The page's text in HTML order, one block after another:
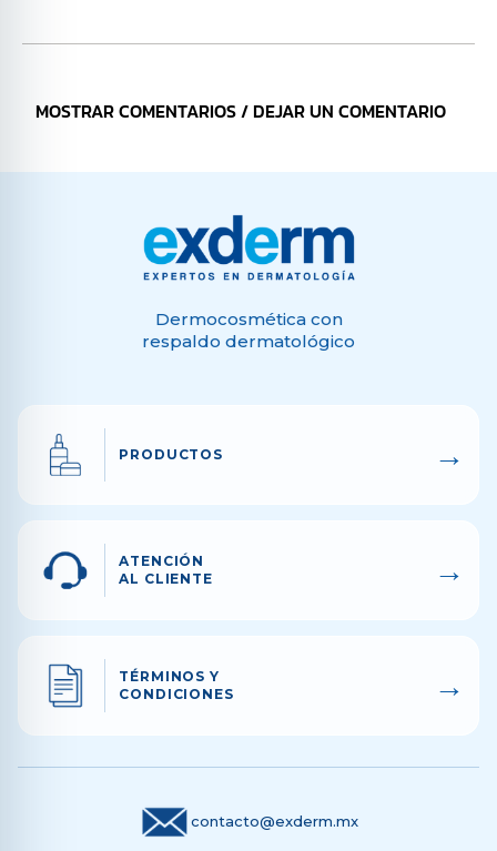
MOSTRAR COMENTARIOS / DEJAR UN COMENTARIO
Dermocosmética con
respaldo dermatológico
PRODUCTOS →
ATENCIÓN
AL CLIENTE
→
TÉRMINOS Y
CONDICIONES
→
contacto@exderm.mx